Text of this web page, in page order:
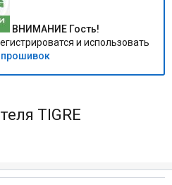
ВНИМАНИЕ Гость!
и использовать
прошивок
TIGRE